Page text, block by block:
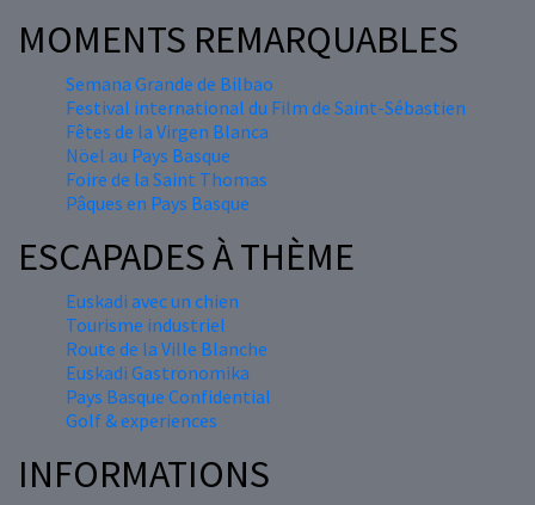
MOMENTS REMARQUABLES
Semana Grande de Bilbao
Festival international du Film de Saint-Sébastien
Fêtes de la Virgen Blanca
Nöel au Pays Basque
Foire de la Saint Thomas
Pâques en Pays Basque
ESCAPADES À THÈME
Euskadi avec un chien
Tourisme industriel
Route de la Ville Blanche
Euskadi Gastronomika
Pays Basque Confidential
Golf & experiences
INFORMATIONS